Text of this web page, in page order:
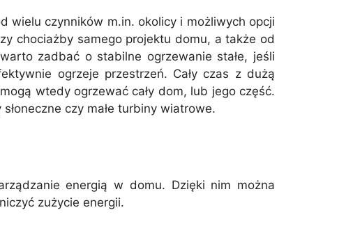
wielu czynników m.in. okolicy i możliwych opcji
chociażby samego projektu domu, a także od
zadbać o stabilne ogrzewanie stałe, jeśli
ogrzeje przestrzeń. Cały czas z dużą
wtedy ogrzewać cały dom, lub jego część.
czy małe turbiny wiatrowe.
energią w domu. Dzięki nim można
zużycie energii.